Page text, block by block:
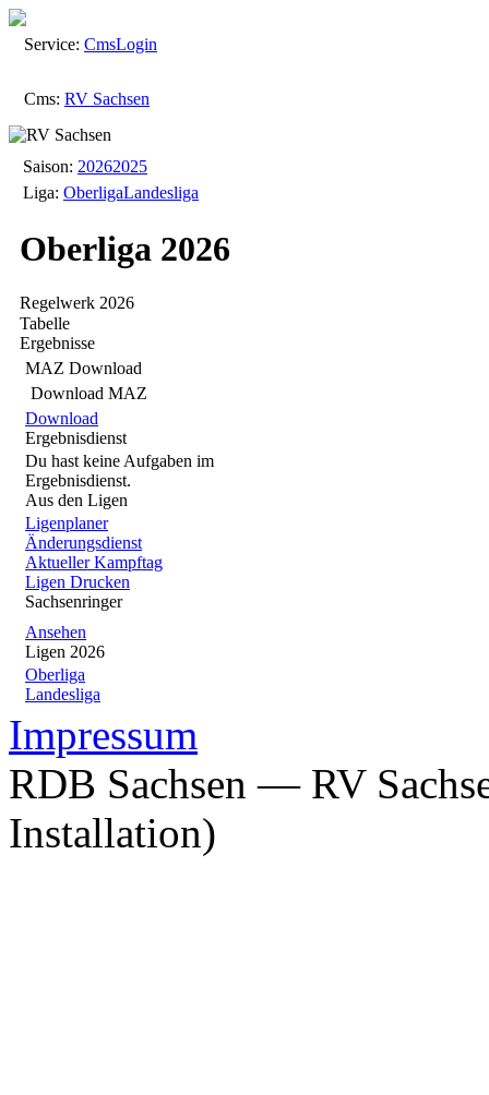
Cms: RV Sachsen
Service: CmsLogin
Saison: 20262025
Liga: OberligaLandesliga
Oberliga 2026
Regelwerk 2026
Tabelle
Ergebnisse
MAZ Download
Download MAZ
Download
Ergebnisdienst
Du hast keine Aufgaben im
Ergebnisdienst.
Aus den Ligen
Ligenplaner
Änderungsdienst
Aktueller Kampftag
Ligen Drucken
Sachsenringer
Ansehen
Ligen 2026
Oberliga
Landesliga
Impressum
RDB Sachsen — RV
Installation)